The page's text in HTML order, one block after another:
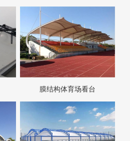
膜结构体育场看台